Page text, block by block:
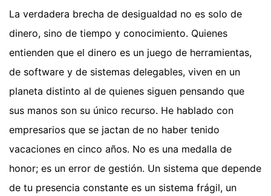
La verdadera brecha de desigualdad no es solo de
dinero, sino de tiempo y conocimiento. Quienes
entienden que el dinero es un juego de herramientas,
de software y de sistemas delegables, viven en un
planeta distinto al de quienes siguen pensando que
sus manos son su único recurso. He hablado con
empresarios que se jactan de no haber tenido
vacaciones en cinco años. No es una medalla de
honor; es un error de gestión. Un sistema que depende
de tu presencia constante es un sistema frágil, un